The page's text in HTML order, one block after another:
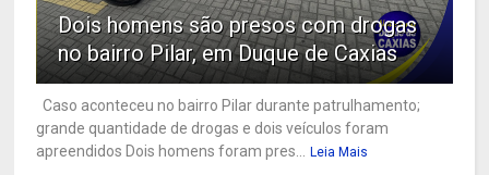
Dois homens são presos com drogas
no bairro Pilar, em Duque de Caxias
Caso aconteceu no bairro Pilar durante patrulhamento;
grande quantidade de drogas e dois veículos foram
apreendidos Dois homens foram pres...
Leia Mais